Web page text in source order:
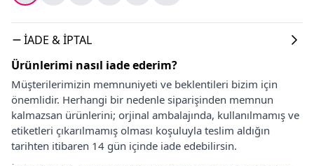
İADE & İPTAL
Ürünlerimi nasıl iade ederim?
Müşterilerimizin memnuniyeti ve beklentileri bizim için
önemlidir. Herhangi bir nedenle siparişinden memnun
kalmazsan ürünlerini; orjinal ambalajında, kullanılmamış ve
etiketleri çıkarılmamış olması koşuluyla teslim aldığın
tarihten itibaren 14 gün içinde iade edebilirsin.